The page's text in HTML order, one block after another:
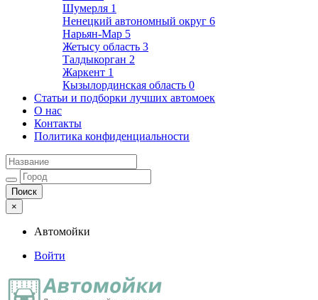
Шумерля 1
Ненецкий автономный округ 6
Нарьян-Мар 5
Жетысу область 3
Талдыкорган 2
Жаркент 1
Кызылординская область 0
Статьи и подборки лучших автомоек
О нас
Контакты
Политика конфиденциальности
×
Автомойки
Войти